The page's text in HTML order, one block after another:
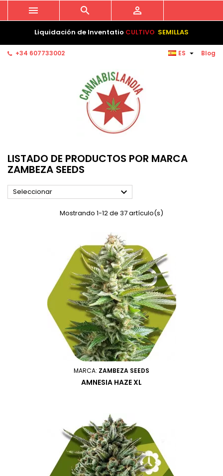
Liquidación de Inventatio CULTIVO SEMILLAS
Blog
+34 607733002 ES 
  
LISTADO DE PRODUCTOS POR MARCA
ZAMBEZA SEEDS
Seleccionar 
Mostrando 1-12 de 37 artículo(s)
MARCA: ZAMBEZA SEEDS
AMNESIA HAZE XL